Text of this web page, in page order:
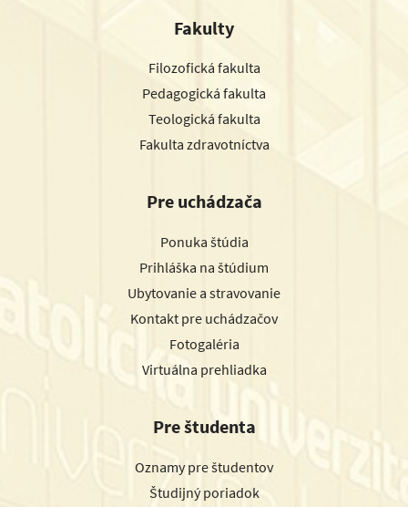
Fakulty
Filozofická fakulta
Pedagogická fakulta
Teologická fakulta
Fakulta zdravotníctva
Pre uchádzača
Ponuka štúdia
Prihláška na štúdium
Ubytovanie a stravovanie
Kontakt pre uchádzačov
Fotogaléria
Virtuálna prehliadka
Pre študenta
Oznamy pre študentov
Študijný poriadok